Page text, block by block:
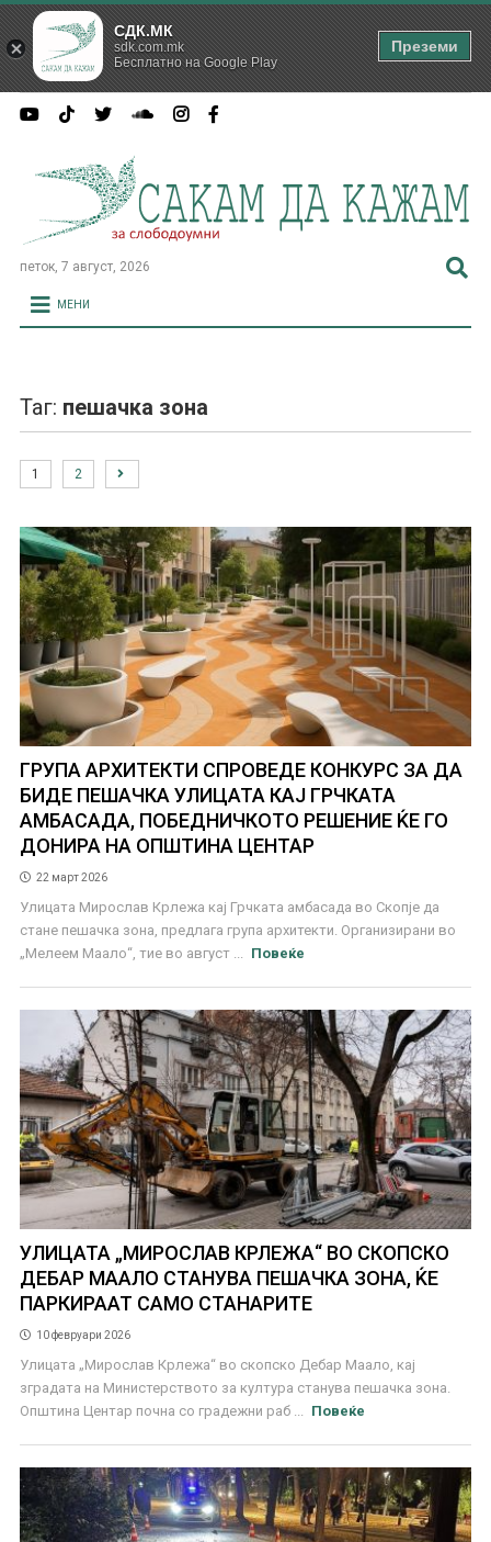
петок, 7 август, 2026
МЕНИ
Таг: пешачка зона
1 2
ГРУПА АРХИТЕКТИ СПРОВЕДЕ КОНКУРС ЗА ДА
БИДЕ ПЕШАЧКА УЛИЦАТА КАЈ ГРЧКАТА
АМБАСАДА, ПОБЕДНИЧКОТО РЕШЕНИЕ ЌЕ ГО
ДОНИРА НА ОПШТИНА ЦЕНТАР
22 март 2026
Улицата Мирослав Крлежа кај Грчката амбасада во Скопје да
стане пешачка зона, предлага група архитекти. Организирани во
„Мелеем Маало“, тие во август ...
Повеќе
УЛИЦАТА „МИРОСЛАВ КРЛЕЖА“ ВО СКОПСКО
ДЕБАР МААЛО СТАНУВА ПЕШАЧКА ЗОНА, ЌЕ
ПАРКИРААТ САМО СТАНАРИТЕ
10 февруари 2026
Улицата „Мирослав Крлежа“ во скопско Дебар Маало, кај
зградата на Министерството за култура станува пешачка зона.
Општина Центар почна со градежни раб ...
Повеќе
СДК.МК
sdk.com.mk
Бесплатно на Google Play
Преземи